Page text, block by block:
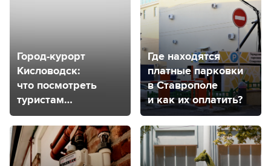
Город-курорт
Кисловодск:
что посмотреть
туристам
и где остановиться
Где находятся
платные парковки
в Ставрополе
и как их оплатить?